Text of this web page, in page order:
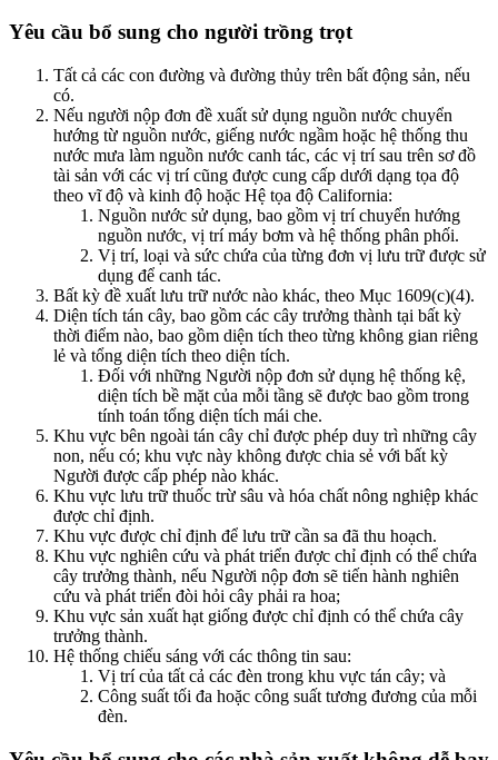
Yêu cầu bổ sung cho người trồng trọt
Tất cả các con đường và đường thủy trên bất động sản, nếu
có.
Nếu người nộp đơn đề xuất sử dụng nguồn nước chuyển
hướng từ nguồn nước, giếng nước ngầm hoặc hệ thống thu
nước mưa làm nguồn nước canh tác, các vị trí sau trên sơ đồ
tài sản với các vị trí cũng được cung cấp dưới dạng tọa độ
theo vĩ độ và kinh độ hoặc Hệ tọa độ California:
Nguồn nước sử dụng, bao gồm vị trí chuyển hướng
nguồn nước, vị trí máy bơm và hệ thống phân phối.
Vị trí, loại và sức chứa của từng đơn vị lưu trữ được sử
dụng để canh tác.
Bất kỳ đề xuất lưu trữ nước nào khác, theo Mục 1609(c)(4).
Diện tích tán cây, bao gồm các cây trưởng thành tại bất kỳ
thời điểm nào, bao gồm diện tích theo từng không gian riêng
lẻ và tổng diện tích theo diện tích.
Đối với những Người nộp đơn sử dụng hệ thống kệ,
diện tích bề mặt của mỗi tầng sẽ được bao gồm trong
tính toán tổng diện tích mái che.
Khu vực bên ngoài tán cây chỉ được phép duy trì những cây
non, nếu có; khu vực này không được chia sẻ với bất kỳ
Người được cấp phép nào khác.
Khu vực lưu trữ thuốc trừ sâu và hóa chất nông nghiệp khác
được chỉ định.
Khu vực được chỉ định để lưu trữ cần sa đã thu hoạch.
Khu vực nghiên cứu và phát triển được chỉ định có thể chứa
cây trưởng thành, nếu Người nộp đơn sẽ tiến hành nghiên
cứu và phát triển đòi hỏi cây phải ra hoa;
Khu vực sản xuất hạt giống được chỉ định có thể chứa cây
trưởng thành.
Hệ thống chiếu sáng với các thông tin sau:
Vị trí của tất cả các đèn trong khu vực tán cây; và
Công suất tối đa hoặc công suất tương đương của mỗi
đèn.